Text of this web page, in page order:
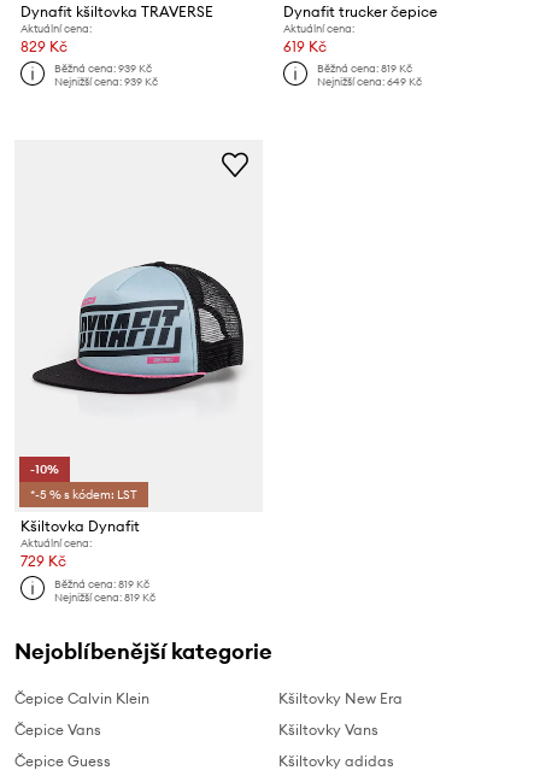
Dynafit kšiltovka TRAVERSE
Aktuální cena:
829 Kč
Běžná cena:939 Kč
Nejnižší cena:939 Kč
Dynafit trucker čepice
Aktuální cena:
619 Kč
Běžná cena:819 Kč
Nejnižší cena:649 Kč
-10%
*-5 % s kódem: LST
Kšiltovka Dynafit
Aktuální cena:
729 Kč
Běžná cena:819 Kč
Nejnižší cena:819 Kč
Nejoblíbenější kategorie
Čepice Calvin Klein
Čepice Vans
Čepice Guess
Kšiltovky New Era
Kšiltovky Vans
Kšiltovky adidas